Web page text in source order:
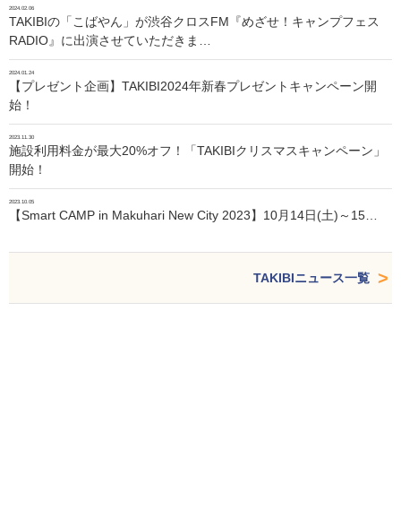
2024.02.06
TAKIBIの「こばやん」が渋谷クロスFM『めざせ！キャンプフェス
RADIO』に出演させていただきま…
2024.01.24
【プレゼント企画】TAKIBI2024年新春プレゼントキャンペーン開
始！
2023.11.30
施設利用料金が最大20%オフ！「TAKIBIクリスマスキャンペーン」
開始！
2023.10.05
【Smart CAMP in Makuhari New City 2023】10月14日(土)～15…
TAKIBIニュース一覧